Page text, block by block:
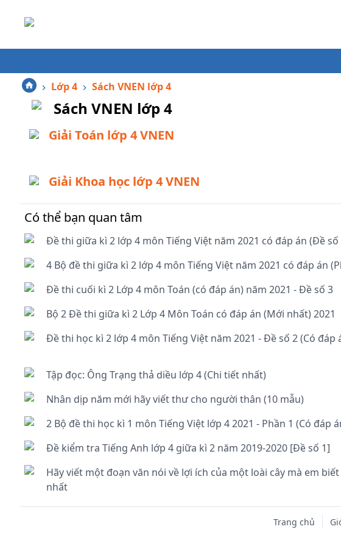
Lớp 4 Sách VNEN lớp 4
Sách VNEN lớp 4
Giải Toán lớp 4 VNEN
Giải Khoa học lớp 4 VNEN
Có thể bạn quan tâm
Đề thi giữa kì 2 lớp 4 môn Tiếng Việt năm 2021 có đáp án (Đề số
4 Bộ đề thi giữa kì 2 lớp 4 môn Tiếng Việt năm 2021 có đáp án
Đề thi cuối kì 2 Lớp 4 môn Toán (có đáp án) năm 2021 - Đề số 3
Bộ 2 Đề thi giữa kì 2 Lớp 4 Môn Toán có đáp án (Mới nhất) 2021
Đề thi học kì 2 lớp 4 môn Tiếng Việt năm 2021 - Đề số 2 (Có đáp
Tập đọc: Ông Trạng thả diều lớp 4 (Chi tiết nhất)
Nhân dịp năm mới hãy viết thư cho người thân (10 mẫu)
2 Bộ đề thi học kì 1 môn Tiếng Việt lớp 4 2021 - Phần 1 (Có đáp
Đề kiểm tra Tiếng Anh lớp 4 giữa kì 2 năm 2019-2020 [Đề số 1]
Hãy viết một đoạn văn nói về lợi ích của một loài cây mà em
nhất
Trang chủ